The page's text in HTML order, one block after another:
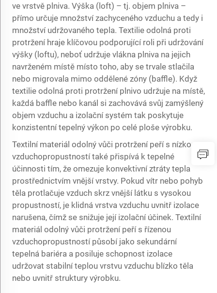
ve vrstvě plniva. Výška (loft) – tj. objem plniva –
přímo určuje množství zachyceného vzduchu a tedy i
množství udržovaného tepla. Textilie odolná proti
protržení hraje klíčovou podporující roli při udržování
výšky (loftu), neboť udržuje vlákna plniva na jejich
navrženém místě místo toho, aby se trvale stlačila
nebo migrovala mimo oddělené zóny (baffle). Když
textilie odolná proti protržení plnivo udržuje na místě,
každá baffle nebo kanál si zachovává svůj zamýšlený
objem vzduchu a izolační systém tak poskytuje
konzistentní tepelný výkon po celé ploše výrobku.
Textilní materiál odolný vůči protržení peří s nízkou
vzduchopropustností také přispívá k tepelné
účinnosti tím, že omezuje konvektivní ztráty tepla
prostřednictvím vnější vrstvy. Pokud vítr nebo pohyb
těla protlačuje vzduch skrz vnější látku s vysokou
propustností, je klidná vrstva vzduchu uvnitř izolace
narušena, čímž se snižuje její izolační účinek. Textilní
materiál odolný vůči protržení peří s řízenou
vzduchopropustností působí jako sekundární
tepelná bariéra a posiluje schopnost izolace
udržovat stabilní teplou vrstvu vzduchu blízko těla
nebo uvnitř struktury výrobku.